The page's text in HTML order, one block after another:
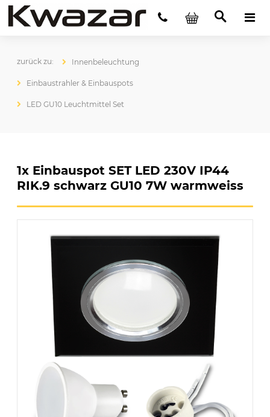
Innenbeleuchtung
Einbaustrahler & Einbauspots
LED GU10 Leuchtmittel Set
1x Einbauspot SET LED 230V IP44
RIK.9 schwarz GU10 7W warmweiss